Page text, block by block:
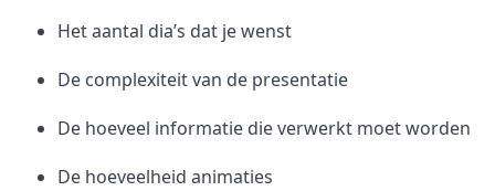
Het aantal dia’s dat je wenst
De complexiteit van de presentatie
De hoeveel informatie die verwerkt moet worden
De hoeveelheid animaties